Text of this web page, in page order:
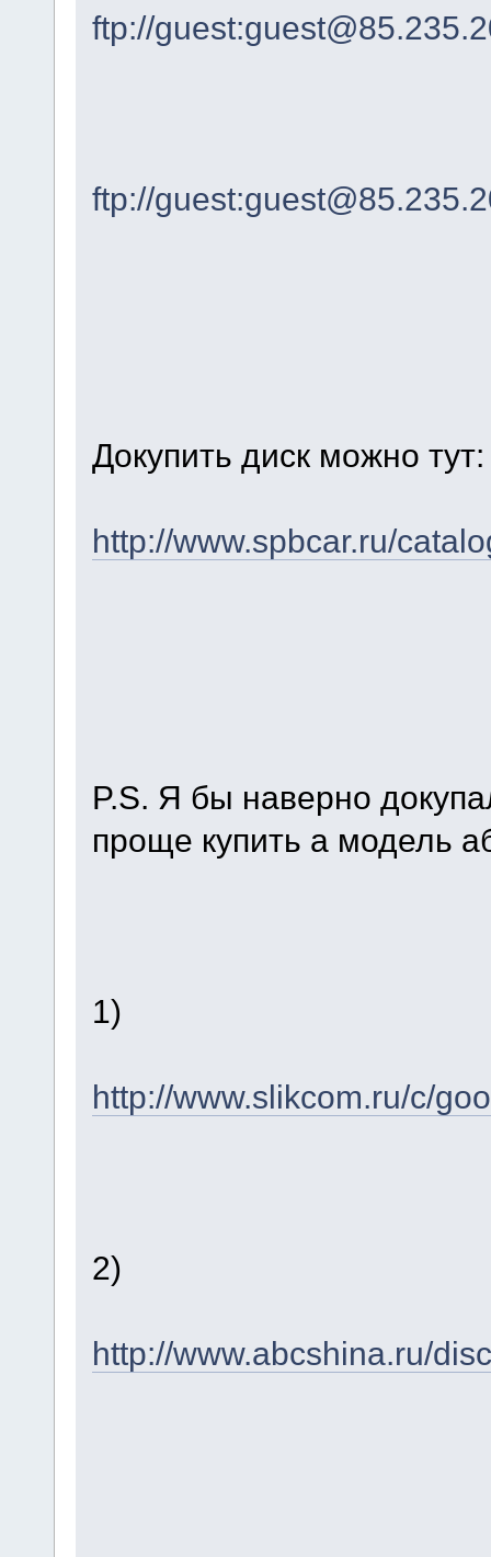
ftp://
ftp://
Докупить диск можно тут:
http://www.spbcar.ru/
P.S. Я бы наверно
проще купить а модель
1)
http://www.slikcom.ru/c/
2)
http://www.abcshina.ru/